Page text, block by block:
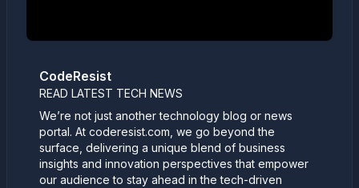
CodeResist
READ LATEST TECH NEWS
We’re not just another technology blog or news
portal. At coderesist.com, we go beyond the
surface, delivering a unique blend of business
insights and innovation perspectives that empower
our audience to stay ahead in the tech-driven